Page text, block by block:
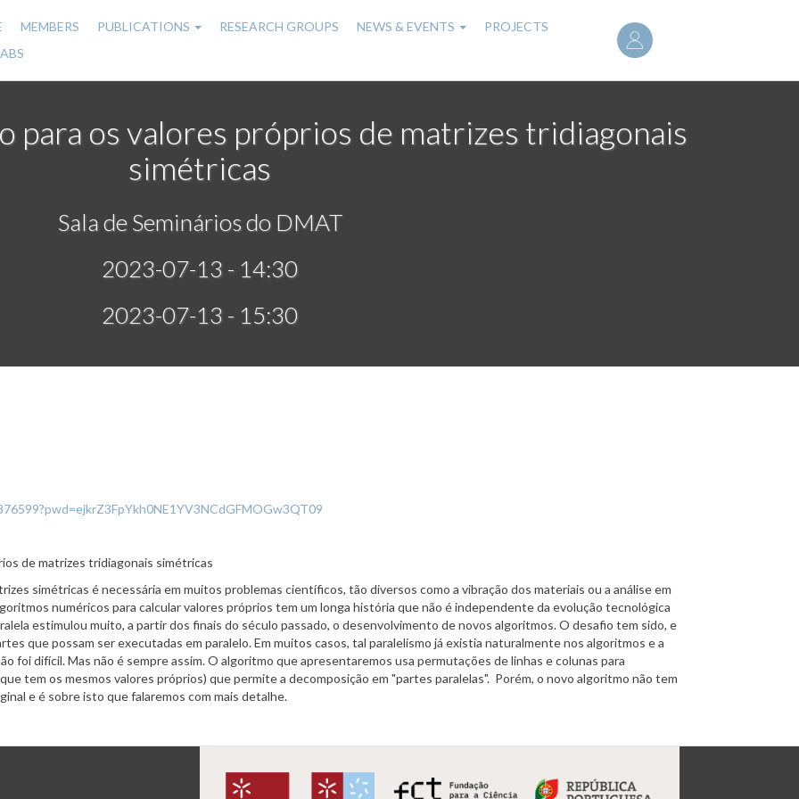
User
account
MEMBERS PUBLICATIONS RESEARCH GROUPS NEWS & EVENTS
PROJECTS
para os valores próprios de matrizes tridiagonais
simétricas
Sala de Seminários do DMAT
2023-07-13 - 14:30
2023-07-13 - 15:30
de matrizes tridiagonais simétricas
simétricas é necessária em muitos problemas científicos, tão diversos como a vibração dos materiais ou a análise em
numéricos para calcular valores próprios tem um longa história que não é independente da evolução tecnológica
estimulou muito, a partir dos finais do século passado, o desenvolvimento de novos algoritmos. O desafio tem sido, e
que possam ser executadas em paralelo. Em muitos casos, tal paralelismo já existia naturalmente nos algoritmos e a
foi difícil. Mas não é sempre assim. O algoritmo que apresentaremos usa permutações de linhas e colunas para
tem os mesmos valores próprios) que permite a decomposição em "partes paralelas". Porém, o novo algoritmo não tem
e é sobre isto que falaremos com mais detalhe.